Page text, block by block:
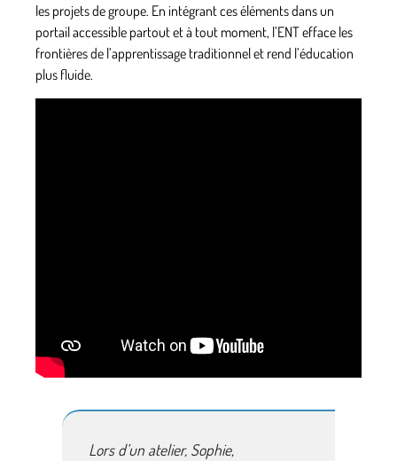
les projets de groupe. En intégrant ces éléments dans un
portail accessible partout et à tout moment, l’ENT efface les
frontières de l’apprentissage traditionnel et rend l’éducation
plus fluide.
Lors d’un atelier, Sophie,